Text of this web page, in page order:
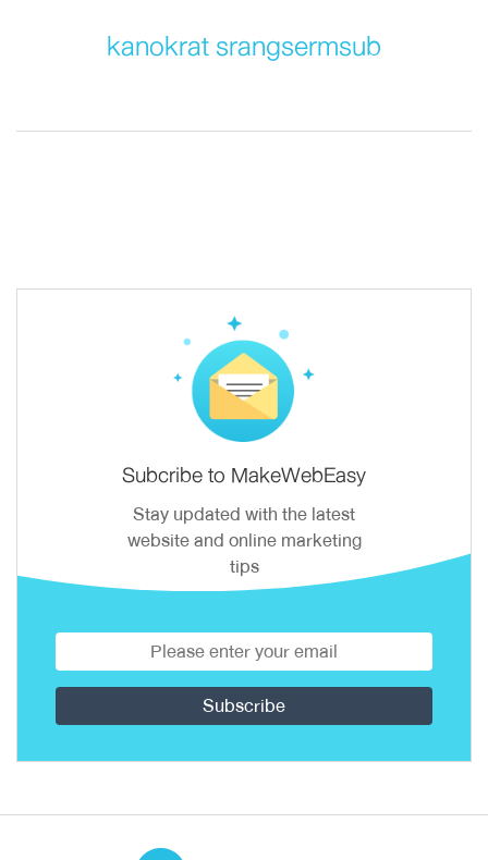
kanokrat srangsermsub
Subcribe to MakeWebEasy
Stay updated with the latest
website and online marketing
tips